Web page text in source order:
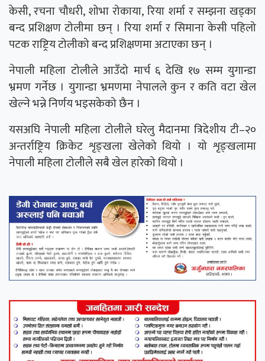
केसी, रचना चौधरी, शोभा रोकाया, रिया शर्मा र सम्झना खड्का
बन्द प्रशिक्षण टोलीमा छन् । रिया शर्मा र सिमाना केसी पहिलो
पटक राष्ट्रिय टोलीको बन्द प्रशिक्षणमा अटाएका छन् ।
नेपाली महिला टोलीले आउँदो मार्च ६ देखि १७ सम्म युगान्डा
भ्रमण गर्नेछ । युगान्डा भ्रमणमा नेपालले कुन र कति वटा खेल
खेल्ने भन्ने निर्णय भइसकेको छैन ।
यसअघि नेपाली महिला टोलीले घरेलु मैदानमा त्रिदेशीय टी–२०
अन्तर्राष्ट्रिय क्रिकेट शृङ्खला खेलेको थियो । यो शृङ्खलामा
नेपाली महिला टोलीले सबै खेल हारेको थियो ।